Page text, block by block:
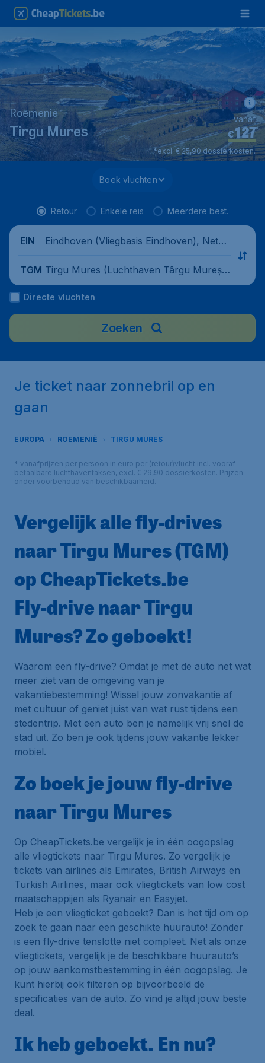
Roemenië
Tirgu Mures €127*
vanaf
*excl. € 25,90 dossierkosten.
Boek vluchten
Retour Enkele reis Meerdere best.
EIN
Eindhoven (Vliegbasis Eindhoven), Nethe
TGM Tirgu Mures (Luchthaven Târgu Mureș),
Romania
Directe vluchten
Zoeken
Je ticket naar zonnebril op en
gaan
EUROPA ROEMENIË TIRGU MURES
* vanafprijzen per persoon in euro per (retour)vlucht incl. vooraf
betaalbare luchthaventaksen, excl. € 29,90 dossierkosten. Prijzen
onder voorbehoud van beschikbaarheid.
Vergelijk alle fly-drives
naar Tirgu Mures (TGM)
op CheapTickets.be
Fly-drive naar Tirgu
Mures? Zo geboekt!
Waarom een fly-drive? Omdat je met de auto net wat
meer ziet van de omgeving van je
vakantiebestemming! Wissel jouw zonvakantie af
met cultuur of geniet juist van wat rust tijdens een
stedentrip. Met een auto ben je namelijk vrij snel de
stad uit. Zo ben je ook tijdens jouw vakantie lekker
mobiel.
Zo boek je jouw fly-drive
naar Tirgu Mures
Op CheapTickets.be vergelijk je in één oogopslag
alle vliegtickets naar Tirgu Mures. Zo vergelijk je
tickets van airlines als Emirates, British Airways en
Turkish Airlines, maar ook vliegtickets van low cost
maatschappijen als Ryanair en Easyjet.
Heb je een vliegticket geboekt? Dan is het tijd om op
zoek te gaan naar een geschikte huurauto! Zonder
is een fly-drive tenslotte niet compleet. Net als onze
vliegtickets, vergelijk je de beschikbare huurauto’s
op jouw aankomstbestemming in één oogopslag. Je
kunt hierbij ook filteren op bijvoorbeeld de
specificaties van de auto. Zo vind je altijd jouw beste
deal.
Ik heb geboekt. En nu?